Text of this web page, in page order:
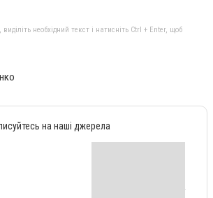
необхідний текст і натисніть Ctrl + Enter, щоб
на наші джерела